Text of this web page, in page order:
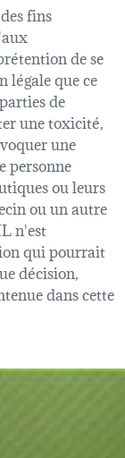
fins
de se
légale que ce
de
une toxicité,
une
personne
ou leurs
ou un autre
n'est
qui pourrait
décision,
dans cette